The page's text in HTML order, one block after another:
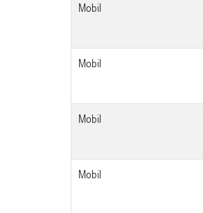
Mobil
Mobil
Mobil
Mobil